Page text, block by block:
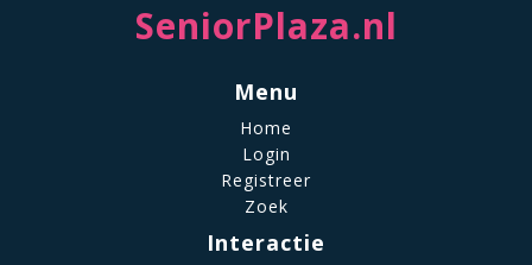
SeniorPlaza.nl
Menu
Home
Login
Registreer
Zoek
Interactie